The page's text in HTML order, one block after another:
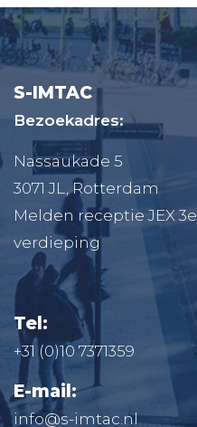
S-IMTAC
Bezoekadres:
Nassaukade 5
3071 JL, Rotterdam
Melden receptie JEX 3e
verdieping
Tel:
+31 (0)10 7371359
E-mail:
info@s-imtac.nl